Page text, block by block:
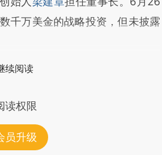
千万美金的战略投资，但未披露
续阅读
读权限
员升级